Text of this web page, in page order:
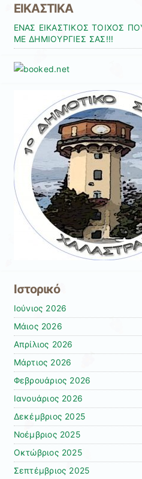
ΕΙΚΑΣΤΙΚΑ
ΕΝΑΣ ΕΙΚΑΣΤΙΚΟΣ ΤΟΙΧΟΣ
ΜΕ ΔΗΜΙΟΥΡΓΙΕΣ ΣΑΣ!!!
Ιστορικό
Ιούνιος 2026
Μάιος 2026
Απρίλιος 2026
Μάρτιος 2026
Φεβρουάριος 2026
Ιανουάριος 2026
Δεκέμβριος 2025
Νοέμβριος 2025
Οκτώβριος 2025
Σεπτέμβριος 2025